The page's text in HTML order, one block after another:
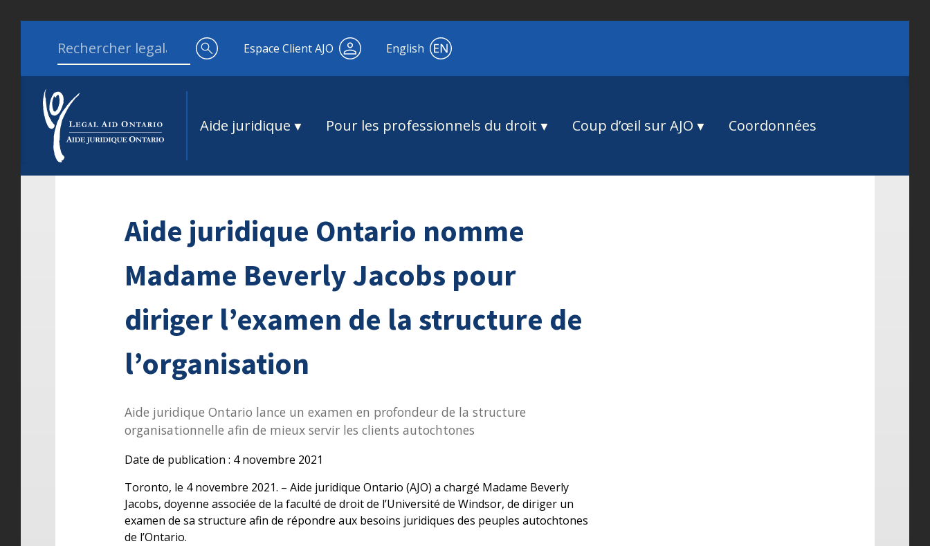
Search for:
Espace Client AJO English
Aide juridique Pour les professionnels du droit Coup d’œil sur AJO Coordonnées
Aide juridique Ontario nomme
Madame Beverly Jacobs pour
diriger l’examen de la structure de
l’organisation
Aide juridique Ontario lance un examen en profondeur de la structure
organisationnelle afin de mieux servir les clients autochtones
Date de publication : 4 novembre 2021
Toronto, le 4 novembre 2021. – Aide juridique Ontario (AJO) a chargé Madame Beverly
Jacobs, doyenne associée de la faculté de droit de l’Université de Windsor, de diriger un
examen de sa structure afin de répondre aux besoins juridiques des peuples autochtones
de l’Ontario.